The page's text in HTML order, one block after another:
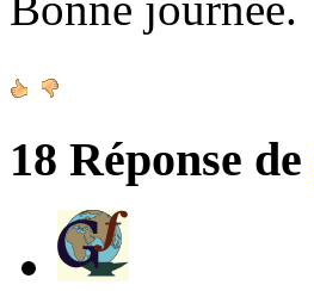
18 Réponse de